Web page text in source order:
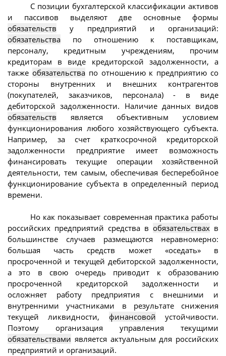
С позиции бухгалтерской классификации активов
и пассивов выделяют две основные формы
обязательств у предприятий и организаций:
обязательства по отношению к поставщикам,
персоналу, кредитным учреждениям, прочим
кредиторам в виде кредиторской задолженности, а
также обязательствапо отношению к предприятию со
стороны внутренних и внешних контрагентов
(покупателей, заказчиков, персонала) - в виде
дебиторской задолженности. Наличие данных видов
обязательств является объективным условием
функционирования любого хозяйствующего субъекта.
Например, за счет краткосрочной кредиторской
задолженности предприятие имеет возможность
финансировать текущие операции хозяйственной
деятельности, тем самым, обеспечивая бесперебойное
функционирование субъекта в определенный период
времени.
Но как показывает современная практика работы
российских предприятий средства в обязательствах в
большинстве случаев размещаются неравномерно:
большая часть средств может «оседать» в
просроченной и текущей дебиторской задолженности,
а это в свою очередь приводит к образованию
просроченной кредиторской задолженности и
осложняет работу предприятия с внешними и
внутренними участниками в результате снижения
текущей ликвидности, финансовой устойчивости.
Поэтому организация управления текущими
обязательствами является актуальным для российских
предприятий и организаций.